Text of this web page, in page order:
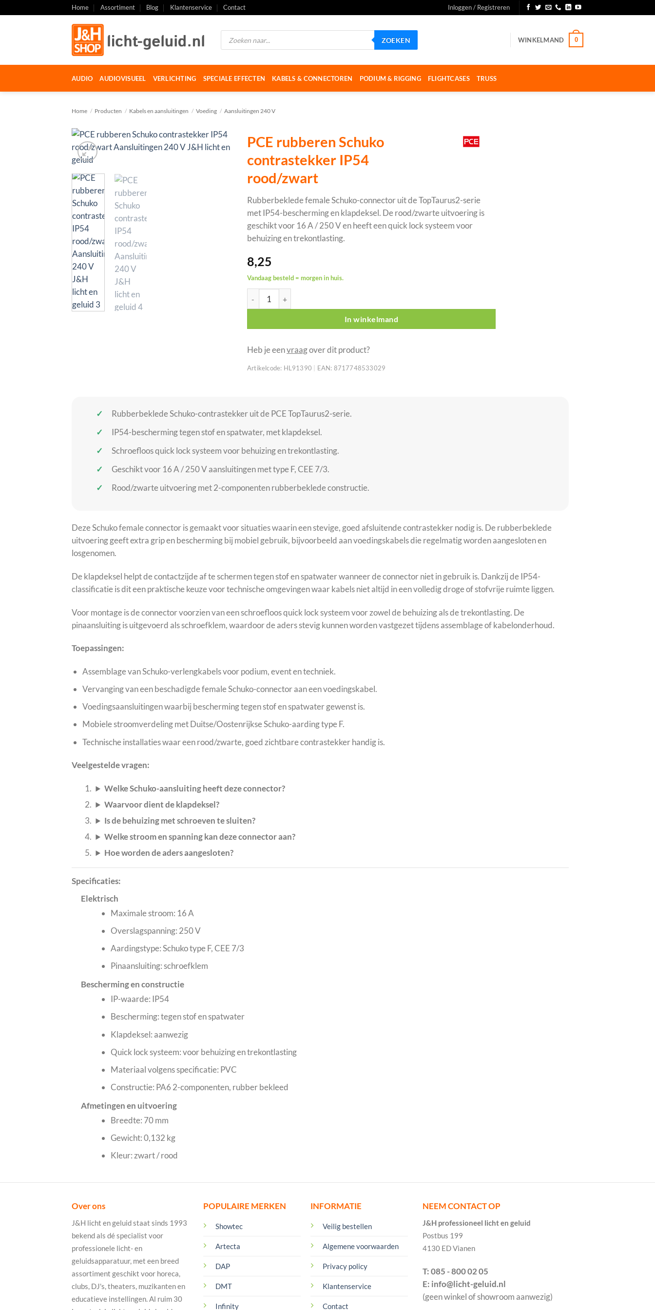
naar
Home Assortiment Blog Klantenservice Contact Inloggen / Registreren
Producten
zoeken
ZOEKEN WINKELMAND 0
AUDIO AUDIOVISUEEL VERLICHTING SPECIALE EFFECTEN KABELS & CONNECTOREN PODIUM & RIGGING FLIGHTCASES TRUSS
Home / Producten / Kabels en aansluitingen / Voeding / Aansluitingen 240 V
PCE rubberen Schuko
contrastekker IP54
rood/zwart
Rubberbeklede female Schuko-connector uit de TopTaurus2-serie
met IP54-bescherming en klapdeksel. De rood/zwarte uitvoering is
geschikt voor 16 A / 250 V en heeft een quick lock systeem voor
behuizing en trekontlasting.
8,25
Vandaag besteld = morgen in huis.
PCE rubberen Schuko contrastekker IP54 rood/zwart aantal
In winkelmand
Heb je eenvraagover dit product?
Artikelcode: HL91390 EAN: 8717748533029
Rubberbeklede Schuko-contrastekker uit de PCE TopTaurus2-serie.
IP54-bescherming tegen stof en spatwater, met klapdeksel.
Schroefloos quick lock systeem voor behuizing en trekontlasting.
Geschikt voor 16 A / 250 V aansluitingen met type F, CEE 7/3.
Rood/zwarte uitvoering met 2-componenten rubberbeklede constructie.
Deze Schuko female connector is gemaakt voor situaties waarin een stevige, goed afsluitende contrastekker nodig is. De rubberbeklede
uitvoering geeft extra grip en bescherming bij mobiel gebruik, bijvoorbeeld aan voedingskabels die regelmatig worden aangesloten en
losgenomen.
De klapdeksel helpt de contactzijde af te schermen tegen stof en spatwater wanneer de connector niet in gebruik is. Dankzij de IP54-
classificatie is dit een praktische keuze voor technische omgevingen waar kabels niet altijd in een volledig droge of stofvrije ruimte liggen.
Voor montage is de connector voorzien van een schroefloos quick lock systeem voor zowel de behuizing als de trekontlasting. De
pinaansluiting is uitgevoerd als schroefklem, waardoor de aders stevig kunnen worden vastgezet tijdens assemblage of kabelonderhoud.
Toepassingen:
Assemblage van Schuko-verlengkabels voor podium, event en techniek.
Vervanging van een beschadigde female Schuko-connector aan een voedingskabel.
Voedingsaansluitingen waarbij bescherming tegen stof en spatwater gewenst is.
Mobiele stroomverdeling met Duitse/Oostenrijkse Schuko-aarding type F.
Technische installaties waar een rood/zwarte, goed zichtbare contrastekker handig is.
Veelgestelde vragen:
Welke Schuko-aansluiting heeft deze connector?
Waarvoor dient de klapdeksel?
Is de behuizing met schroeven te sluiten?
Welke stroom en spanning kan deze connector aan?
Hoe worden de aders aangesloten?
Specificaties:
Elektrisch
Maximale stroom: 16 A
Overslagspanning: 250 V
Aardingstype: Schuko type F, CEE 7/3
Pinaansluiting: schroefklem
Bescherming en constructie
IP-waarde: IP54
Bescherming: tegen stof en spatwater
Klapdeksel: aanwezig
Quick lock systeem: voor behuizing en trekontlasting
Materiaal volgens specificatie: PVC
Constructie: PA6 2-componenten, rubber bekleed
Afmetingen en uitvoering
Breedte: 70 mm
Gewicht: 0,132 kg
Kleur: zwart / rood
Over ons
J&H licht en geluid staat sinds 1993
bekend als dé specialist voor
professionele licht- en
geluidsapparatuur, met een breed
assortiment geschikt voor horeca,
clubs, DJ's, theaters, muzikanten en
educatieve instellingen. Al ruim 30
POPULAIRE MERKEN
Showtec
Artecta
DAP
DMT
Infinity
INFORMATIE
Veilig bestellen
Algemene voorwaarden
Privacy policy
Klantenservice
Contact
NEEM CONTACT OP
J&H professioneel licht en geluid
Postbus 199
4130 ED Vianen
T: 085 - 800 02 05
E: info@licht-geluid.nl
(geen winkel of showroom aanwezig)